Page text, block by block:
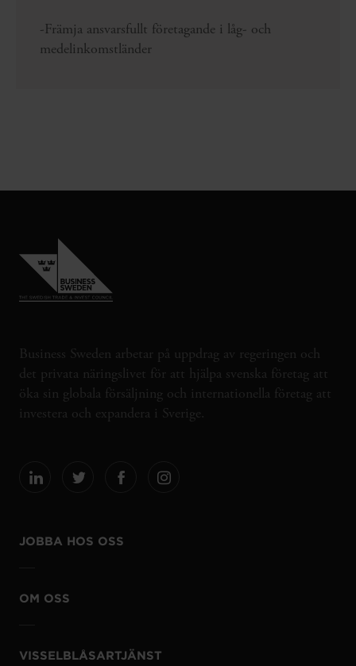
-Främja ansvarsfullt företagande i låg- och
medelinkomstländer
Business Sweden arbetar på uppdrag av regeringen och
det privata näringslivet för att hjälpa svenska företag att
öka sin globala försäljning och internationella företag att
investera och expandera i Sverige.
JOBBA HOS OSS
OM OSS
VISSELBLÅSARTJÄNST